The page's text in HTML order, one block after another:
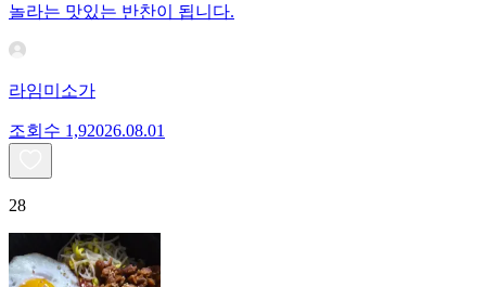
놀라는 맛있는 반찬이 됩니다.
라임미소가
조회수 1,92026.08.01
28